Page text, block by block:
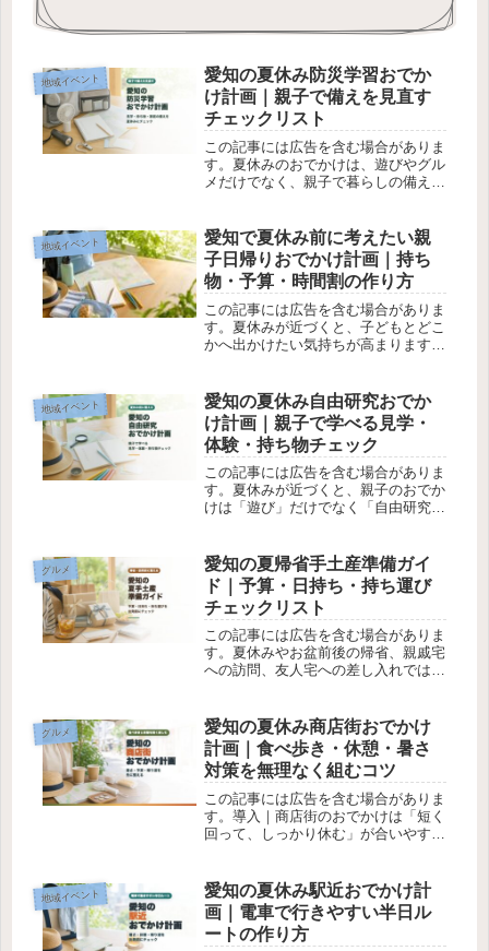
地域イベント
愛知の夏休み防災学習おでか
け計画｜親子で備えを見直す
チェックリスト
この記事には広告を含む場合がありま
す。夏休みのおでかけは、遊びやグル
メだけでなく、親子で暮らしの備えを
学や体験、展示を通して考えると子ど
もにも伝わりやすくなります。防災を
子...
地域イベント
愛知で夏休み前に考えたい親
子日帰りおでかけ計画｜持ち
物・予算・時間割の作り方
この記事には広告を含む場合がありま
す。夏休みが近づくと、子どもとどこ
かへ出かけたい気持ちが高まります。
動や待ち時間だけで疲れてしまうこと
もあります。子どもが楽しめる場所を
選...
地域イベント
愛知の夏休み自由研究おでか
け計画｜親子で学べる見学・
体験・持ち物チェック
この記事には広告を含む場合がありま
す。夏休みが近づくと、親子のおでか
けは「遊び」だけでなく「自由研究に
まらない暑い日に長時間外を歩くのは
避けたい予約が必要かどうか分からな
い...
グルメ
愛知の夏帰省手土産準備ガイ
ド｜予算・日持ち・持ち運び
チェックリスト
この記事には広告を含む場合がありま
す。夏休みやお盆前後の帰省、親戚宅
への訪問、友人宅への差し入れでは、
暑い時期でも持ち運びやすいものを選
びたい相手の家族構成に合うか不安日
持...
グルメ
愛知の夏休み商店街おでかけ
計画｜食べ歩き・休憩・暑さ
対策を無理なく組むコツ
この記事には広告を含む場合がありま
す。導入｜商店街のおでかけは「短く
回って、しっかり休む」が合いやすい
店街なら、食べ歩き、買い物、カフェ
休憩を組み合わせやすく、半日でも気
分...
地域イベント
愛知の夏休み駅近おでかけ計
画｜電車で行きやすい半日ル
ートの作り方